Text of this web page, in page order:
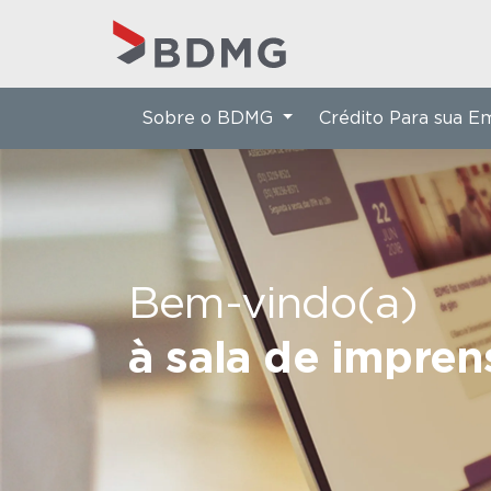
Bem-vindo(a)
à sala de
Sobre o BDMG Crédito Para sua